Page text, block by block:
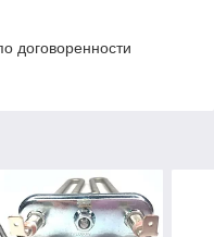
договоренности